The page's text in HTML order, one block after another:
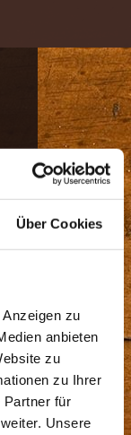
Über Cookies
zu
anbieten
zu
zu Ihrer
Partner für
Unsere